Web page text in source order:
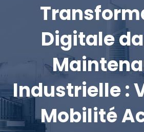
Digitale
Industrielle :
Mobilité